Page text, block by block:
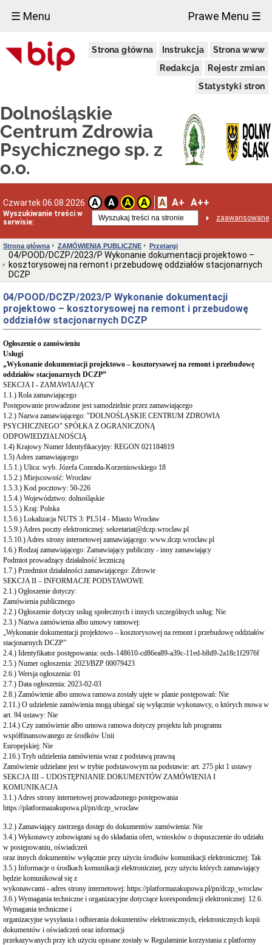
☰ Menu Prawe Menu ☰
Strona główna Instrukcja
Strona www
Redakcja
Rejestr zmian
Statystyki stron
Dolnośląskie
Centrum Zdrowia
Psychicznego sp. z
o.o.
Czwartek 06.08.2026 A A A A A A+ A++
Wyszukiwanie treści w
serwisie:
zaawansowane
ZAŁATWIANIE
SPRAW
spraw
Moja
sprawa
INFORMACJE
O
SZPITALU
Dane
Oddziały
szpitala
Poradnie
WOTU
-
Informacje
DLA
PACJENTA
Przyjęcia
do
szpitala
Rzecznik
praw
pacjenta
STATUS
PRAWNY
AKT
ZAŁOŻYCIELSKI
DCZP
Podstawy
prawne
funkcjonowania
szpitala
Forma
prawna
Cel
działania
szpitala
Schematy
organizacyjne
ZARZĄD
I
ORGANY
ZARZĄD
SPÓŁKI
ORGANY
SPÓŁKI
ZAMÓWIENIA
PUBLICZNE
Przetargi
Zamówienia
do
170.000,00
zł
Plan
zamówień
publicznych
Archiwum
przetargów
REJESTRY,
EWIDENCJE,
ARCHIWA
Rejestry,
ewidencje
Archiwum
Udostępnianie
dokumentacji
medycznej
KARIERA
Postępowania
konkursowe
o
udzielanie
świadczeń
Strona główna ZAMÓWIENIA PUBLICZNE Przetargi
04/POOD/DCZP/2023/P Wykonanie dokumentacji projektowo –
kosztorysowej na remont i przebudowę oddziałów stacjonarnych
DCZP
04/POOD/DCZP/2023/P Wykonanie dokumentacji
projektowo – kosztorysowej na remont i przebudowę
oddziałów stacjonarnych DCZP
Ogłoszenie o zamówieniu
Usługi
„Wykonanie dokumentacji projektowo – kosztorysowej na remont i przebudowę
oddziałów stacjonarnych DCZP”
SEKCJA I - ZAMAWIAJĄCY
1.1.) Rola zamawiającego
Postępowanie prowadzone jest samodzielnie przez zamawiającego
1.2.) Nazwa zamawiającego: "DOLNOŚLĄSKIE CENTRUM ZDROWIA
PSYCHICZNEGO" SPÓŁKA Z OGRANICZONĄ
ODPOWIEDZIALNOŚCIĄ
1.4) Krajowy Numer Identyfikacyjny: REGON 021184819
1.5) Adres zamawiającego
1.5.1.) Ulica: wyb. Józefa Conrada-Korzeniowskiego 18
1.5.2.) Miejscowość: Wrocław
1.5.3.) Kod pocztowy: 50-226
1.5.4.) Województwo: dolnośląskie
1.5.5.) Kraj: Polska
1.5.6.) Lokalizacja NUTS 3: PL514 - Miasto Wrocław
1.5.9.) Adres poczty elektronicznej: sekretariat@dczp.wroclaw.pl
1.5.10.) Adres strony internetowej zamawiającego: www.dczp.wroclaw.pl
1.6.) Rodzaj zamawiającego: Zamawiający publiczny - inny zamawiający
Podmiot prowadzący działalność leczniczą
1.7.) Przedmiot działalności zamawiającego: Zdrowie
SEKCJA II – INFORMACJE PODSTAWOWE
2.1.) Ogłoszenie dotyczy:
Zamówienia publicznego
2.2.) Ogłoszenie dotyczy usług społecznych i innych szczególnych usług: Nie
2.3.) Nazwa zamówienia albo umowy ramowej:
„Wykonanie dokumentacji projektowo – kosztorysowej na remont i przebudowę oddziałów
stacjonarnych DCZP”
2.4.) Identyfikator postępowania: ocds-148610-cd86ea89-a39c-11ed-b8d9-2a18c1f2976f
2.5.) Numer ogłoszenia: 2023/BZP 00079423
2.6.) Wersja ogłoszenia: 01
2.7.) Data ogłoszenia: 2023-02-03
2.8.) Zamówienie albo umowa ramowa zostały ujęte w planie postępowań: Nie
2.11.) O udzielenie zamówienia mogą ubiegać się wyłącznie wykonawcy, o których mowa w
art. 94 ustawy: Nie
2.14.) Czy zamówienie albo umowa ramowa dotyczy projektu lub programu
współfinansowanego ze środków Unii
Europejskiej: Nie
2.16.) Tryb udzielenia zamówienia wraz z podstawą prawną
Zamówienie udzielane jest w trybie podstawowym na podstawie: art. 275 pkt 1 ustawy
SEKCJA III – UDOSTĘPNIANIE DOKUMENTÓW ZAMÓWIENIA I
KOMUNIKACJA
3.1.) Adres strony internetowej prowadzonego postępowania
https://platformazakupowa.pl/pn/dczp_wroclaw
3.2.) Zamawiający zastrzega dostęp do dokumentów zamówienia: Nie
3.4.) Wykonawcy zobowiązani są do składania ofert, wniosków o dopuszczenie do udziału
w postępowaniu, oświadczeń
oraz innych dokumentów wyłącznie przy użyciu środków komunikacji elektronicznej: Tak
3.5.) Informacje o środkach komunikacji elektronicznej, przy użyciu których zamawiający
będzie komunikował się z
wykonawcami - adres strony internetowej: https://platformazakupowa.pl/pn/dczp_wroclaw
3.6.) Wymagania techniczne i organizacyjne dotyczące korespondencji elektronicznej: 12.6.
Wymagania techniczne i
organizacyjne wysyłania i odbierania dokumentów elektronicznych, elektronicznych kopii
dokumentów i oświadczeń oraz informacji
przekazywanych przy ich użyciu opisane zostały w Regulaminie korzystania z platformy
×